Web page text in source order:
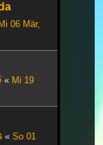
Mi 06 Mär,
« Mi 19
« So 01